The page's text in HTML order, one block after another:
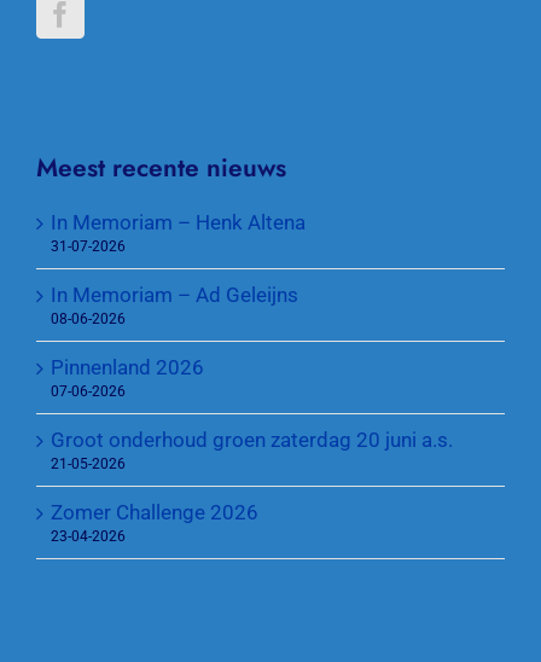
Meest recente nieuws
In Memoriam – Henk Altena
31-07-2026
In Memoriam – Ad Geleijns
08-06-2026
Pinnenland 2026
07-06-2026
Groot onderhoud groen zaterdag 20 juni a.s.
21-05-2026
Zomer Challenge 2026
23-04-2026